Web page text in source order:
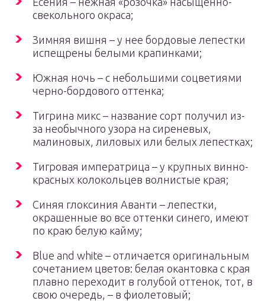
свекольного окраса;
Зимняя вишня – у нее бордовые лепестки
испещрены белыми крапинками;
Южная ночь – с небольшими соцветиями
черно-бордового оттенка;
Тигрина микс – название сорт получил из-
за необычного узора на сиреневых,
малиновых, лиловых или белых лепестках;
Тигровая императрица – у крупных винно-
красных колокольцев волнистые края;
Синяя глоксиния Аванти – лепестки,
окрашенные во все оттенки синего, имеют
по краю белую кайму;
Blue and white – отличается оригинальным
сочетанием цветов: белая окантовка с края
плавно переходит в голубой оттенок, тот, в
свою очередь, – в фиолетовый;